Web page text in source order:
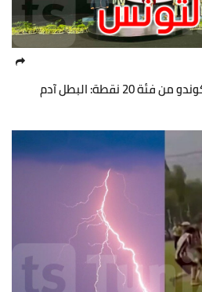
دورة إندونيسيا الدولية للتايكوندو من فئة 20 نقطة: البطل آدم